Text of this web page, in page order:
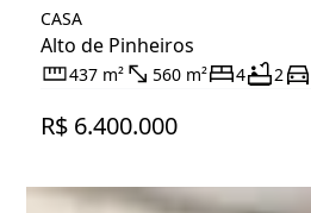
CASA
Alto de Pinheiros
437 m² 560 m² 4 2
R$ 6.400.000